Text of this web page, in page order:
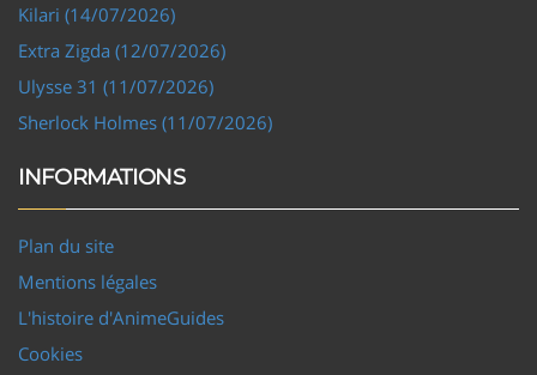
Kilari (14/07/2026)
Extra Zigda (12/07/2026)
Ulysse 31 (11/07/2026)
Sherlock Holmes (11/07/2026)
INFORMATIONS
Plan du site
Mentions légales
L'histoire d'AnimeGuides
Cookies